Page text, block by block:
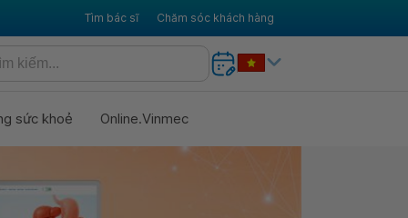
Tìm bác sĩ Chăm sóc khách hàng
sức khoẻ Online.Vinmec